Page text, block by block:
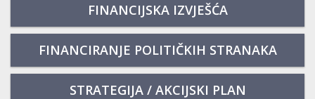
FINANCIJSKA IZVJEŠĆA
FINANCIRANJE POLITIČKIH STRANAKA
STRATEGIJA / AKCIJSKI PLAN